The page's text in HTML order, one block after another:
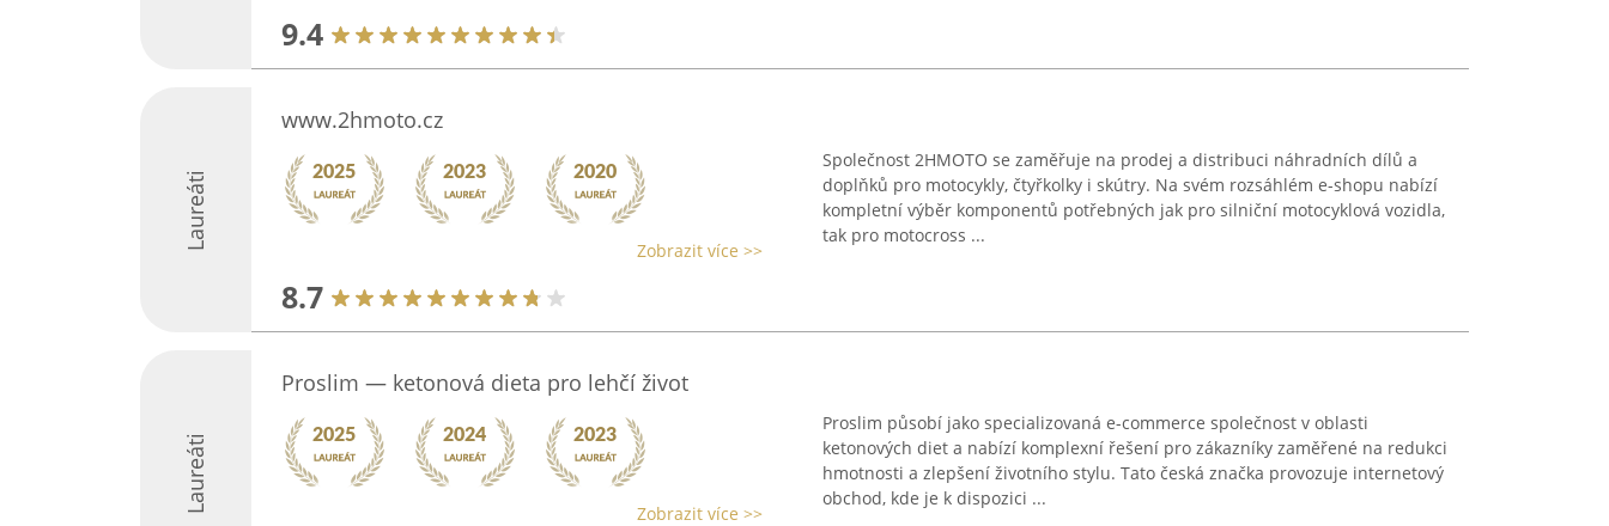
9.4
Laureáti
www.2hmoto.cz
Zobrazit více >>
8.7
Společnost 2HMOTO se zaměřuje na prodej a distribuci náhradních dílů a
doplňků pro motocykly, čtyřkolky i skútry. Na svém rozsáhlém e-shopu nabízí
kompletní výběr komponentů potřebných jak pro silniční motocyklová vozidla,
tak pro motocross ...
Laureáti
Proslim — ketonová dieta pro lehčí život
Zobrazit více >>
Proslim působí jako specializovaná e-commerce společnost v oblasti
ketonových diet a nabízí komplexní řešení pro zákazníky zaměřené na redukci
hmotnosti a zlepšení životního stylu. Tato česká značka provozuje internetový
obchod, kde je k dispozici ...